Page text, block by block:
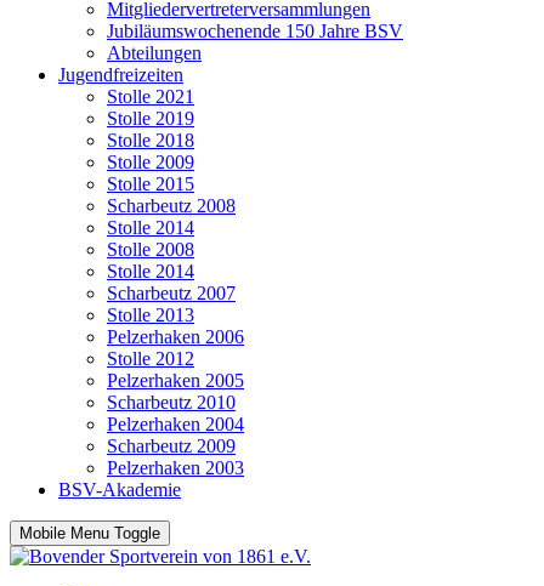
Mitgliedervertreterversammlungen
Jubiläumswochenende 150 Jahre BSV
Abteilungen
Jugendfreizeiten
Stolle 2021
Stolle 2019
Stolle 2018
Stolle 2009
Stolle 2015
Scharbeutz 2008
Stolle 2014
Stolle 2008
Stolle 2014
Scharbeutz 2007
Stolle 2013
Pelzerhaken 2006
Stolle 2012
Pelzerhaken 2005
Scharbeutz 2010
Pelzerhaken 2004
Scharbeutz 2009
Pelzerhaken 2003
BSV-Akademie
Mobile Menu Toggle